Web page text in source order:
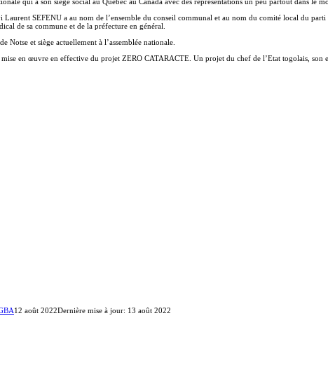
SEFENU a au nom de l’ensemble du conseil communal et au nom du comité local du
de sa commune et de la préfecture en général.
Notse et siège actuellement à l’assemblée nationale.
mise en œuvre en effective du projet ZERO CATARACTE. Un projet du chef de l’Etat togolais, son
12 août 2022Dernière mise à jour: 13 août 2022